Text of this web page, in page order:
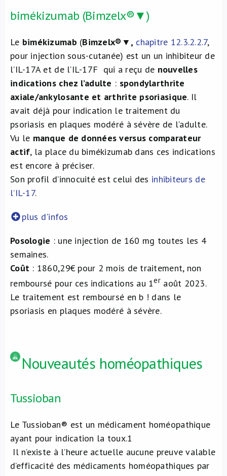
bimékizumab (Bimzelx®▼)
Le bimékizumab (Bimzelx® ▼, chapitre 12.3.2.2.7,
pour injection sous-cutanée) est un un inhibiteur de
l’IL-17A et de l’IL-17F qui a reçu de nouvelles
indications chez l’adulte : spondylarthrite
axiale/ankylosante et arthrite psoriasique. Il
avait déjà pour indication le traitement du
psoriasis en plaques modéré à sévère de l’adulte.
Vu le manque de données versus comparateur
actif, la place du bimékizumab dans ces indications
est encore à préciser.
Son profil d’innocuité est celui des inhibiteurs de
l’IL-17.
plus d'infos
Posologie : une injection de 160 mg toutes les 4
semaines.
Coût : 1860,29€ pour 2 mois de traitement, non
remboursé pour ces indications au 1er août 2023.
Le traitement est remboursé en b ! dans le
psoriasis en plaques modéré à sévère.
Nouveautés homéopathiques
Tussioban
Le Tussioban® est un médicament homéopathique
ayant pour indication la toux.1
Il n’existe à l’heure actuelle aucune preuve valable
d’efficacité des médicaments homéopathiques par